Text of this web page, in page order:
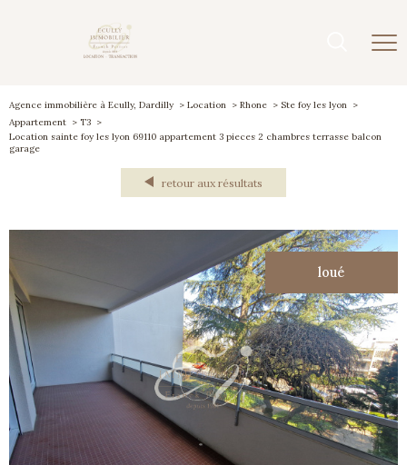
Agence immobilière à Ecully, Dardilly Location Rhone
Ste foy les lyon
Appartement
T3
Location sainte foy les lyon 69110 appartement 3 pieces 2 chambres terrasse balcon
garage
retour aux résultats
loué